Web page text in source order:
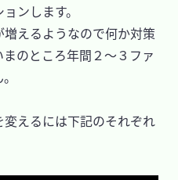
ンします。
えるようなので何か対策
のところ年間２～３ファ
えるには下記のそれぞれ